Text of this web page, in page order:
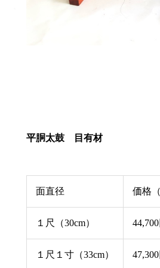
平胴太鼓 目有材
面直径 価格
１尺（30cm）
１尺１寸（33cm）